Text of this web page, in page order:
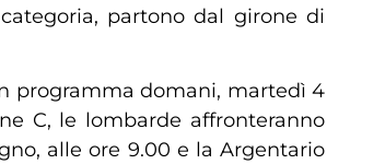
partono dal girone di
programma domani, martedì 4
C, le lombarde affronteranno
alle ore 9.00 e la Argentario